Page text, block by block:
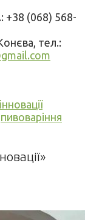
+38 (068) 568-
тел.:
інновації
пивоваріння